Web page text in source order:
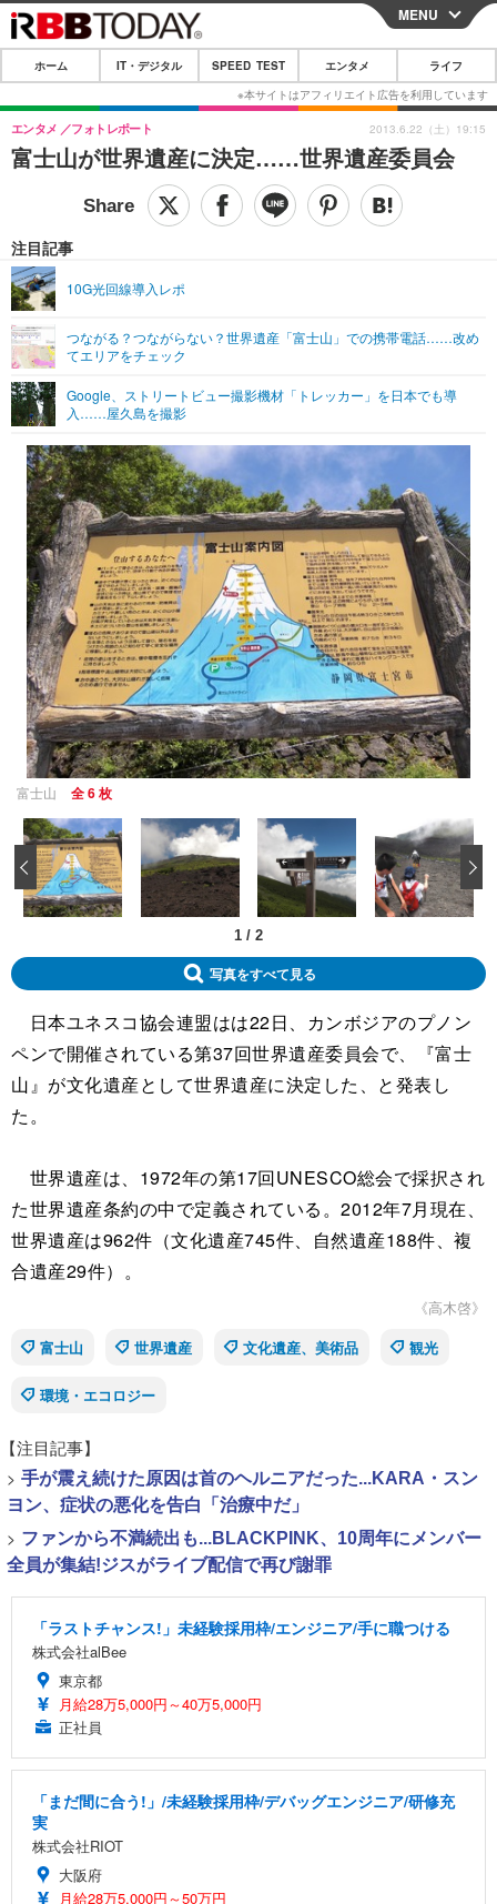
CLOSE
ホーム
IT・デジタル
IT・デジタルTOP スマートフォン
ネタ ガジェット・ツール
SPEED TEST
エンタメ
音楽 スポーツ
グラビア ブログ
ライフ
ペット ショッピング
その他
リリース一覧
プッシュ通知の停止方法
MENU
ホーム IT・デジタル SPEED TEST エンタメ ライフ
富士山が世界遺産に決定……世界遺産委員会
エンタメ フォトレポート
注目記事
10G光回線導入レポ
つながる？つながらない？世界遺産「富士山」での携帯電話……改め
てエリアをチェック
Google、ストリートビュー撮影機材「トレッカー」を日本でも導
入……屋久島を撮影
2013.6.22（土）19:15
富士山 全 6 枚
1 / 2
‹
写真をすべて見る
日本ユネスコ協会連盟はは22日、カンボジアのプノン
ペンで開催されている第37回世界遺産委員会で、『富士
山』が文化遺産として世界遺産に決定した、と発表し
た。
世界遺産は、1972年の第17回UNESCO総会で採択され
た世界遺産条約の中で定義されている。2012年7月現在、
世界遺産は962件（文化遺産745件、自然遺産188件、複
合遺産29件）。
《高木啓》
富士山
世界遺産 文化遺産、美術品 観光
環境・エコロジー
【注目記事】
> 手が震え続けた原因は首のヘルニアだった...KARA・スン
ヨン、症状の悪化を告白「治療中だ」
> ファンから不満続出も...BLACKPINK、10周年にメンバー
全員が集結!ジスがライブ配信で再び謝罪
「ラストチャンス!」未経験採用枠/エンジニア/手に職つける
株式会社alBee
東京都
月給28万5,000円～40万5,000円
正社員
「まだ間に合う!」/未経験採用枠/デバッグエンジニア/研修充
実
株式会社RIOT
大阪府
月給28万5,000円～50万円